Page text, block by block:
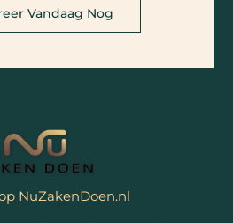
Vandaag Nog
NuZakenDoen.nl